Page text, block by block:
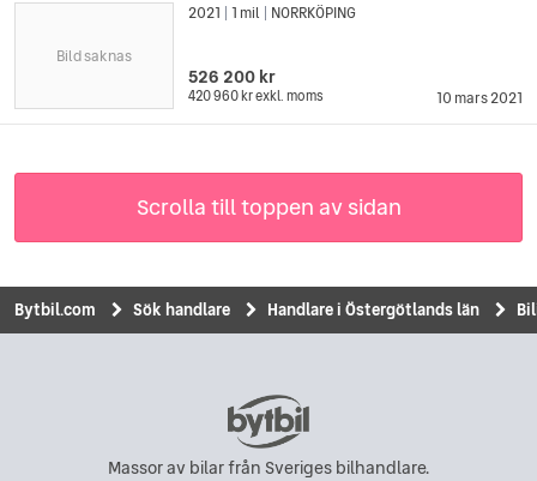
10 mars 2021
2021 1 mil NORRKÖPING
526 200 kr
420 960 krexkl. moms
Bild saknas
Scrolla till toppen av sidan
Bytbil.com Sök handlare Handlare i Östergötlands län
Massor av bilar från Sveriges bilhandlare.